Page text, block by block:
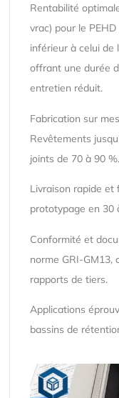
Rentabilité
vrac) pour le
inférieur à celui de
offrant une durée
entretien réduit.
Fabrication sur
Revêtements
joints de 70 à 90 %.
Livraison rapide et
prototypage en 30
Conformité et
norme GRI-GM13,
rapports de tiers.
Applications
bassins de